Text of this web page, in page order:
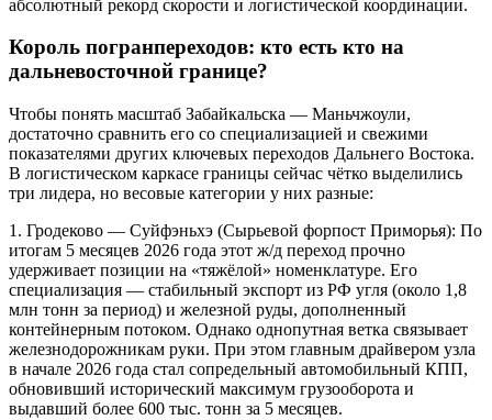
абсолютный рекорд скорости и логистической координации.
Король погранпереходов: кто есть кто на
дальневосточной границе?
Чтобы понять масштаб Забайкальска — Маньчжоули,
достаточно сравнить его со специализацией и свежими
показателями других ключевых переходов Дальнего Востока.
В логистическом каркасе границы сейчас чётко выделились
три лидера, но весовые категории у них разные:
1. Гродеково — Суйфэньхэ (Сырьевой форпост Приморья): По
итогам 5 месяцев 2026 года этот ж/д переход прочно
удерживает позиции на «тяжёлой» номенклатуре. Его
специализация — стабильный экспорт из РФ угля (около 1,8
млн тонн за период) и железной руды, дополненный
контейнерным потоком. Однако однопутная ветка связывает
железнодорожникам руки. При этом главным драйвером узла
в начале 2026 года стал сопредельный автомобильный КПП,
обновивший исторический максимум грузооборота и
выдавший более 600 тыс. тонн за 5 месяцев.